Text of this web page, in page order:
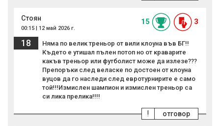
Стоян
00:15 | 12 май 2026 г.
15 3
18
Няма по велик треньор от вили клоуна във БГ!!
Където е утишал пълен потоп но от краварите
какъв треньор или футболист може да излезе???
Препоръки след веласке по достоен от клоуна
вуцов да го наследи след евротурнирите е само
той!!!Измислен шампион и измислен треньор са
си лика прелика!!!!
отговор
!